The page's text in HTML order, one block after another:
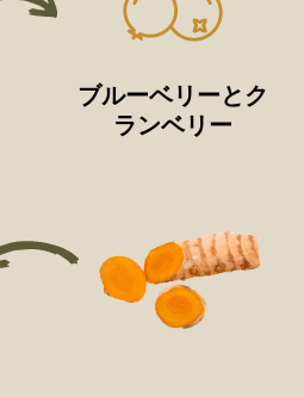
ブルーベリーとク
ランベリー